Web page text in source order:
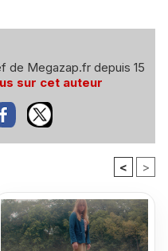
de Megazap.fr depuis 15
sur cet auteur
< >